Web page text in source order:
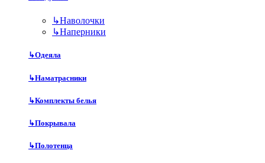
↳Наволочки
↳Наперники
↳Одеяла
↳Наматрасники
↳Комплекты белья
↳Покрывала
↳Полотенца